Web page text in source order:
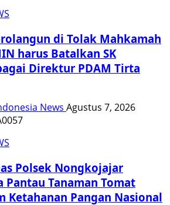
di Tolak Mahkamah
harus Batalkan SK
Direktur PDAM Tirta
News Agustus 7, 2026
Polsek Nongkojajar
Pantau Tanaman Tomat
Ketahanan Pangan Nasional